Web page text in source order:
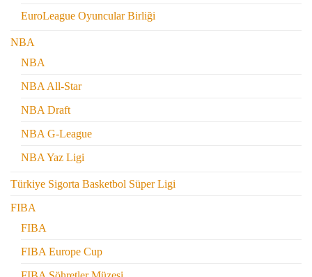
EuroLeague Oyuncular Birliği
NBA
NBA
NBA All-Star
NBA Draft
NBA G-League
NBA Yaz Ligi
Türkiye Sigorta Basketbol Süper Ligi
FIBA
FIBA
FIBA Europe Cup